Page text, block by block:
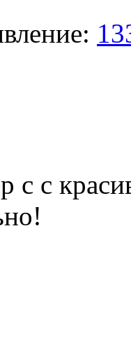
с с